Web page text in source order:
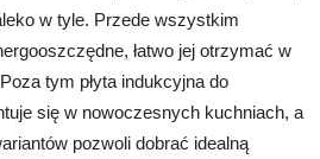
w tyle. Przede wszystkim
łatwo jej otrzymać w
tym płyta indukcyjna do
się w nowoczesnych kuchniach, a
pozwoli dobrać idealną